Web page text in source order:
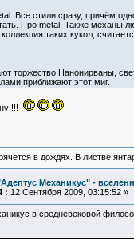
Все стили сразу, причём
Про metal. Также механы
таких кукол,
торжество Нанонирваны,
приближают этот миг.
в дождях. В листве
Механикус" -
: 12 Сентября 2009, 03:15:52 »
в средневековой